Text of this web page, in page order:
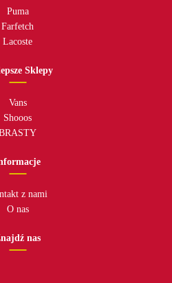
Puma
Farfetch
Lacoste
Sklepy
Vans
Shooos
z nami
O nas
nas